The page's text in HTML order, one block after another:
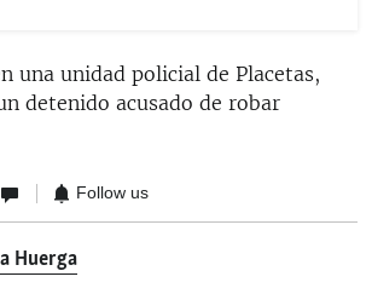
una unidad policial de Placetas,
detenido acusado de robar
Follow us
Huerga